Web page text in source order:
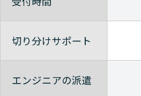
切り分けサポート
エンジニアの派遣